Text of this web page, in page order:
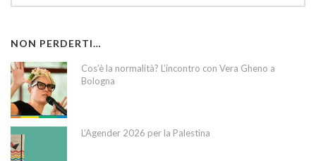
NON PERDERTI…
Cos’è la normalità? L’incontro con Vera Gheno a
Bologna
L’Agender 2026 per la Palestina